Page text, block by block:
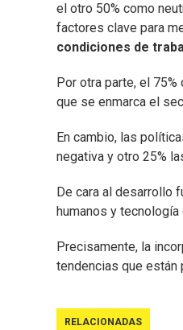
el otro 50% como
factores clave para
condiciones de
Por otra parte, el
que se enmarca el
En cambio, las
negativa y otro 25%
De cara al desarrollo
humanos y
Precisamente, la
tendencias que están
RELACIONADAS